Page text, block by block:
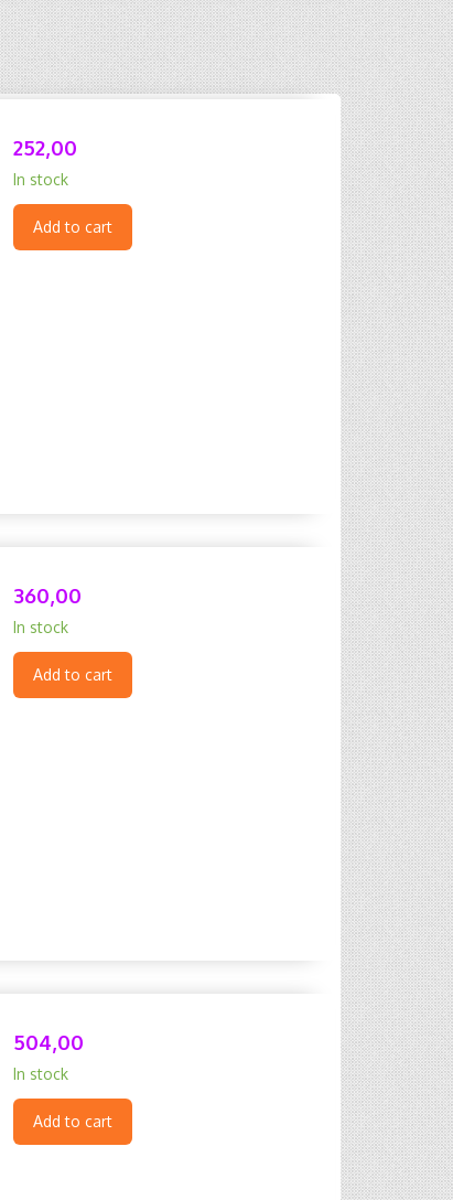
252,00
In stock
Add to cart
360,00
In stock
Add to cart
504,00
In stock
Add to cart